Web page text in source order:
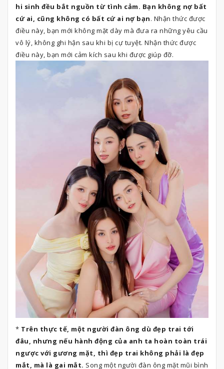
hi sinh đều bắt nguồn từ tình cảm. Bạn không nợ bất
cứ ai, cũng không có bất cứ ai nợ bạn. Nhận thức được
điều này, bạn mới không mặt dày mà đưa ra những yêu cầu
vô lý, không ghi hận sau khi bị cự tuyệt. Nhận thức được
điều này, bạn mới cảm kích sau khi được giúp đỡ.
* Trên thực tế, một người đàn ông dù đẹp trai tới
đâu, nhưng nếu hành động của anh ta hoàn toàn trái
ngược với gương mặt, thì đẹp trai không phải là đẹp
mắt, mà là gai mắt. Song một người đàn ông mặt mũi bình